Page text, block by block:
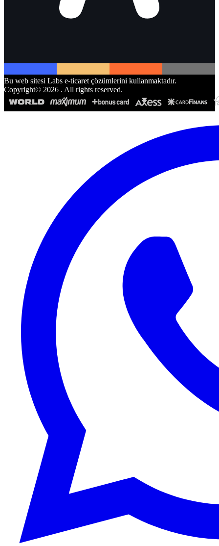
Bu web sitesi Labs e-ticaret çözümlerini kullanmaktadır.
Copyright© 2026 . All rights reserved.